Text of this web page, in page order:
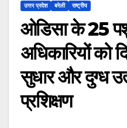
उत्तर प्रदेश बरेली राष्ट्रीय
ओडिसा के 25
अधिकारियों को
सुधार और दुग्ध
प्रशिक्षण